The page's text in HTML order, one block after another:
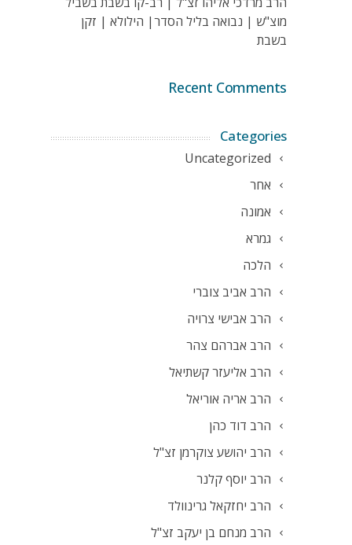
מוצ"ש | נבואה בליל הסדר| הילולא | זקן
בשבת
Recent Comments
Categories
Uncategorized
אחר
אמונה
גמרא
הלכה
הרב אביב צוברי
הרב אבישי צרויה
הרב אברהם צהר
הרב אליעזר קשתיאל
הרב אריה אוריאל
הרב דוד כהן
הרב יהושע צוקרמן זצ"ל
הרב יוסף קלנר
הרב יחזקאל גרינוולד
הרב מנחם בן יעקב זצ"ל